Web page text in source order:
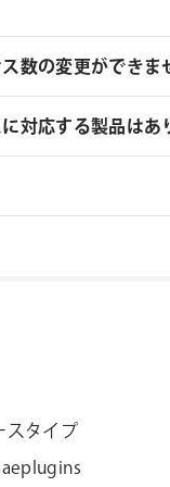
数の変更ができま
を複数ライセンス
合わせください。
ンス見積りフォー
対応する製品はあ
イセンスの取扱
リンクにない製
スタイプ